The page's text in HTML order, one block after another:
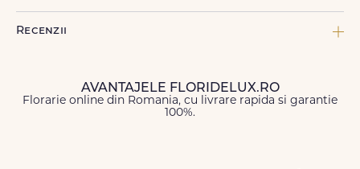
10 x Bouvardia, 1 x SAMPANIE MOET CHANDON BRUT
TIPURI DE FLORI:
Gerbera, Santini
Recenzii
AVANTAJELE FLORIDELUX.RO
Florarie online din Romania, cu livrare rapida si garantie
100%.